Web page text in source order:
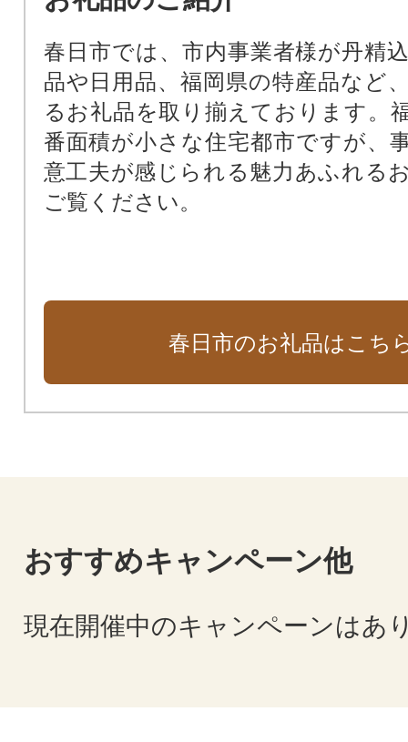
春日市では、市内事業者様が丹精
品や日用品、福岡県の特産品など
るお礼品を取り揃えております。
番面積が小さな住宅都市ですが、
意工夫が感じられる魅力あふれる
ご覧ください。
春日市のお礼品はこち
おすすめキャンペーン他
現在開催中のキャンペーンはあ